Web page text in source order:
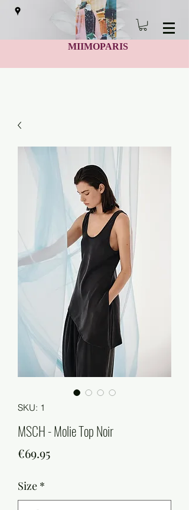
MIIMOPARIS
SKU: 1
MSCH - Molie Top Noir
€69.95Price
Size *